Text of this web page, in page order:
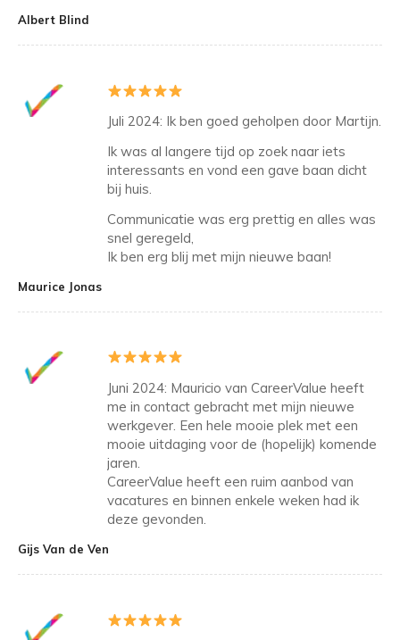
Albert Blind
Juli 2024: Ik ben goed geholpen door Martijn.
Ik was al langere tijd op zoek naar iets
interessants en vond een gave baan dicht
bij huis.
Communicatie was erg prettig en alles was
snel geregeld,
Ik ben erg blij met mijn nieuwe baan!
Maurice Jonas
Juni 2024: Mauricio van CareerValue heeft
me in contact gebracht met mijn nieuwe
werkgever. Een hele mooie plek met een
mooie uitdaging voor de (hopelijk) komende
jaren.
CareerValue heeft een ruim aanbod van
vacatures en binnen enkele weken had ik
deze gevonden.
Gijs Van de Ven